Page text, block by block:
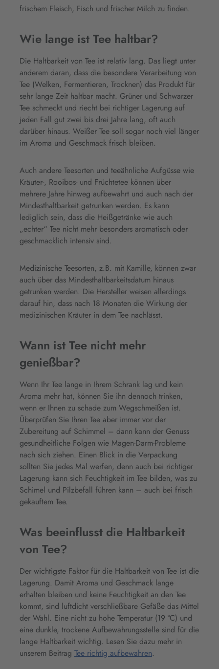
frischem Fleisch, Fisch und frischer Milch zu finden.
Wie lange ist Tee haltbar?
Die Haltbarkeit von Tee ist relativ lang. Das liegt unter
anderem daran, dass die besondere Verarbeitung von
Tee (Welken, Fermentieren, Trocknen) das Produkt für
sehr lange Zeit haltbar macht. Grüner und Schwarzer
Tee schmeckt und riecht bei richtiger Lagerung auf
jeden Fall gut zwei bis drei Jahre lang, oft auch
darüber hinaus. Weißer Tee soll sogar noch viel länger
im Aroma und Geschmack frisch bleiben.
Auch andere Teesorten und teeähnliche Aufgüsse wie
Kräuter-, Rooibos- und Früchtetee können über
mehrere Jahre hinweg aufbewahrt und auch nach der
Mindesthaltbarkeit getrunken werden. Es kann
lediglich sein, dass die Heißgetränke wie auch
„echter“ Tee nicht mehr besonders aromatisch oder
geschmacklich intensiv sind.
Medizinische Teesorten, z.B. mit Kamille, können zwar
auch über das Mindesthaltbarkeitsdatum hinaus
getrunken werden. Die Hersteller weisen allerdings
darauf hin, dass nach 18 Monaten die Wirkung der
medizinischen Kräuter in dem Tee nachlässt.
Wann ist Tee nicht mehr
genießbar?
Wenn Ihr Tee lange in Ihrem Schrank lag und kein
Aroma mehr hat, können Sie ihn dennoch trinken,
wenn er Ihnen zu schade zum Wegschmeißen ist.
Überprüfen Sie Ihren Tee aber immer vor der
Zubereitung auf Schimmel – dann kann der Genuss
gesundheitliche Folgen wie Magen-Darm-Probleme
nach sich ziehen. Einen Blick in die Verpackung
sollten Sie jedes Mal werfen, denn auch bei richtiger
Lagerung kann sich Feuchtigkeit im Tee bilden, was zu
Schimel und Pilzbefall führen kann – auch bei frisch
gekauftem Tee.
Was beeinflusst die Haltbarkeit
von Tee?
Der wichtigste Faktor für die Haltbarkeit von Tee ist die
Lagerung. Damit Aroma und Geschmack lange
erhalten bleiben und keine Feuchtigkeit an den Tee
kommt, sind luftdicht verschließbare Gefäße das Mittel
der Wahl. Eine nicht zu hohe Temperatur (19 °C) und
eine dunkle, trockene Aufbewahrungsstelle sind für die
lange Haltbarkeit wichtig. Lesen Sie dazu mehr in
unserem Beitrag Tee richtig aufbewahren.